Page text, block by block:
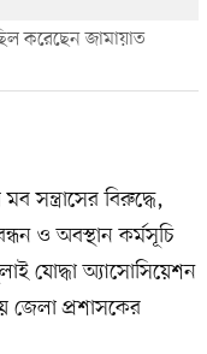
করেছেন জামায়াত
সন্ত্রাসের বিরুদ্ধে,
ও অবস্থান কর্মসূচি
যোদ্ধা অ্যাসোসিয়েশন
জেলা প্রশাসকের